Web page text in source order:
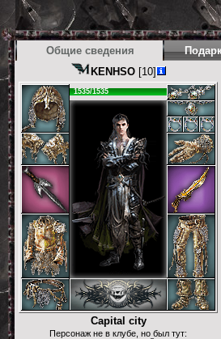
Общие сведения
KENHSO[10]
1535/1535
Capital city
Персонаж не в клубе, но был тут: